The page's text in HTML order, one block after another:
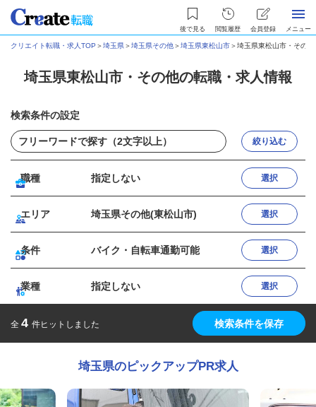
後で見る 閲覧履歴 会員登録 メニュー
クリエイト転職・求人TOP ＞埼玉県＞埼玉県その他＞埼玉県東松山市＞埼玉県東松山市・その
埼玉県東松山市・その他の転職・求人情報
検索条件の設定
絞り込む
職種 指定しない 選択
エリア 埼玉県その他(東松山市) 選択
条件 バイク・自転車通勤可能 選択
業種 指定しない 選択
全 4 件ヒットしました 検索条件を保存
埼玉県のピックアップPR求人